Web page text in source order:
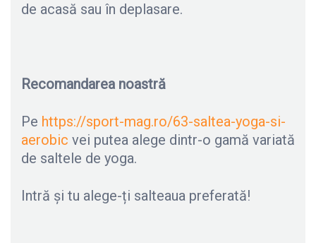
de acasă sau în deplasare.
Recomandarea noastră
Pe https://sport-mag.ro/63-saltea-yoga-si-
aerobic vei putea alege dintr-o gamă variată
de saltele de yoga.
Intră și tu alege-ți salteaua preferată!